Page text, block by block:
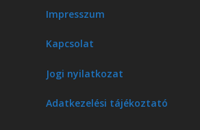
Impresszum
Kapcsolat
Jogi nyilatkozat
Adatkezelési tájékoztató